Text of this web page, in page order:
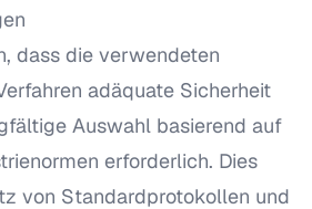
dass die verwendeten
adäquate Sicherheit
Auswahl basierend auf
erforderlich. Dies
von Standardprotokollen und